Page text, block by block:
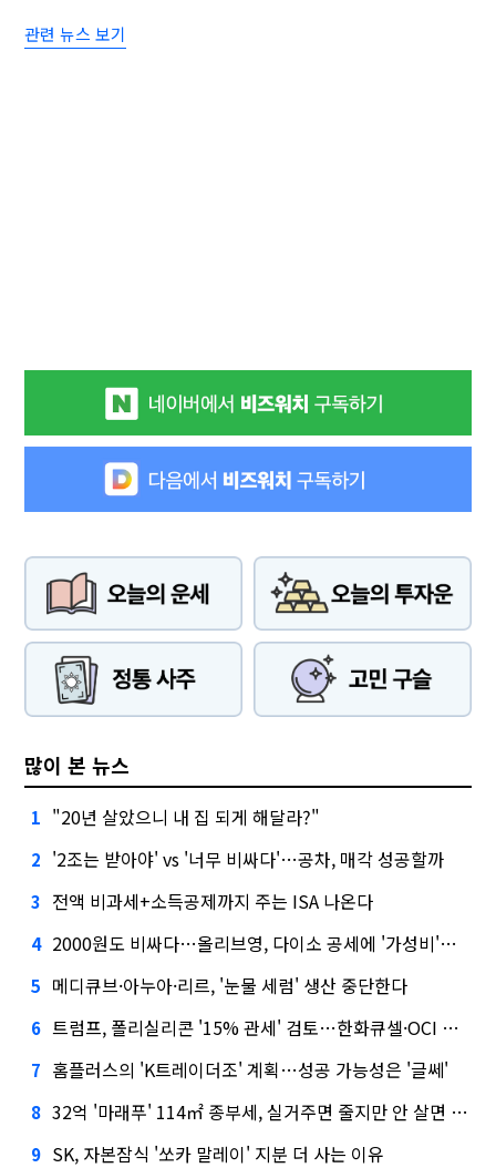
관련 뉴스 보기
많이 본 뉴스
1 "20년 살았으니 내 집 되게 해달라?"
2 '2조는 받아야' vs '너무 비싸다'…공차, 매각 성공할까
3 전액 비과세+소득공제까지 주는 ISA 나온다
4 2000원도 비싸다…올리브영, 다이소 공세에 '가성비'로 맞불
5 메디큐브·아누아·리르, '눈물 세럼' 생산 중단한다
6 트럼프, 폴리실리콘 '15% 관세' 검토…한화큐셀·OCI 영향은?
7 홈플러스의 'K트레이더조' 계획…성공 가능성은 '글쎄'
8 32억 '마래푸' 114㎡ 종부세, 실거주면 줄지만 안 살면 2.5배
9 SK, 자본잠식 '쏘카 말레이' 지분 더 사는 이유